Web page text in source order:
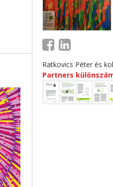
Ratkovics Péter és
Partners